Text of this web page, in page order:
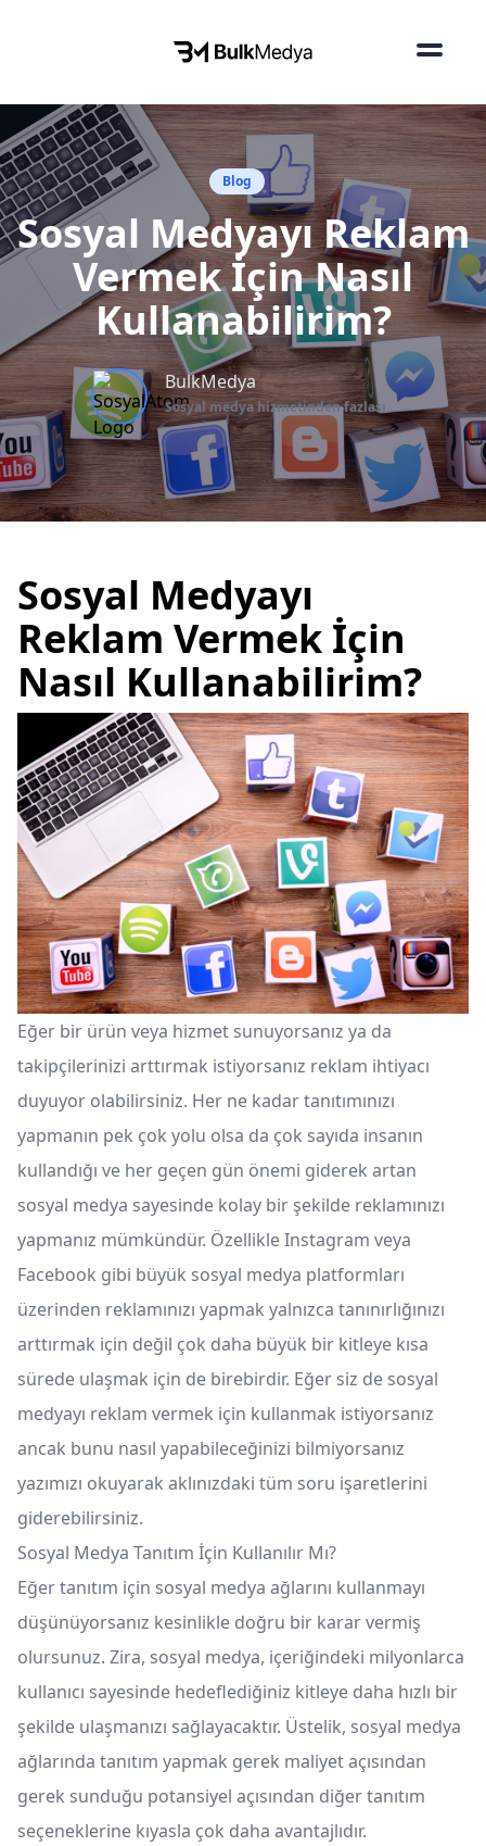
Blog
Sosyal Medyayı Reklam
Vermek İçin Nasıl
Kullanabilirim?
BulkMedya
Sosyal medya hizmetinden fazlası...
Sosyal Medyayı
Reklam Vermek İçin
Nasıl Kullanabilirim?
Eğer bir ürün veya hizmet sunuyorsanız ya da
takipçilerinizi arttırmak istiyorsanız reklam ihtiyacı
duyuyor olabilirsiniz. Her ne kadar tanıtımınızı
yapmanın pek çok yolu olsa da çok sayıda insanın
kullandığı ve her geçen gün önemi giderek artan
sosyal medya sayesinde kolay bir şekilde reklamınızı
yapmanız mümkündür. Özellikle Instagram veya
Facebook gibi büyük sosyal medya platformları
üzerinden reklamınızı yapmak yalnızca tanınırlığınızı
arttırmak için değil çok daha büyük bir kitleye kısa
sürede ulaşmak için de birebirdir. Eğer siz de sosyal
medyayı reklam vermek için kullanmak istiyorsanız
ancak bunu nasıl yapabileceğinizi bilmiyorsanız
yazımızı okuyarak aklınızdaki tüm soru işaretlerini
giderebilirsiniz.
Sosyal Medya Tanıtım İçin Kullanılır Mı?
Eğer tanıtım için sosyal medya ağlarını kullanmayı
düşünüyorsanız kesinlikle doğru bir karar vermiş
olursunuz. Zira, sosyal medya, içeriğindeki milyonlarca
kullanıcı sayesinde hedeflediğiniz kitleye daha hızlı bir
şekilde ulaşmanızı sağlayacaktır. Üstelik, sosyal medya
ağlarında tanıtım yapmak gerek maliyet açısından
gerek sunduğu potansiyel açısından diğer tanıtım
seçeneklerine kıyasla çok daha avantajlıdır.